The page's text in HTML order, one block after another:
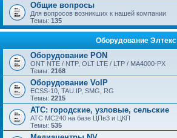
Общие вопросы
Для вопросов возникших к нашей компании
Темы: 135
Оборудование Элтекс
Оборудование PON
ONT NTE / NTP, OLT LTE / LTP / MA4000-PX
Темы: 2168
Оборудование VoIP
ECSS-10, TAU.IP, SMG, RG
Темы: 2215
АТС: городские, узловые, сельские
АТС МС240 на базе ЦПв3 и ЦКП
Темы: 535